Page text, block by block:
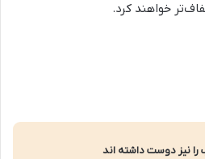
خواهند کرد.
را نیز دوست داشته اند